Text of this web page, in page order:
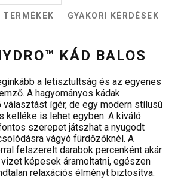
TERMÉKEK
GYAKORI KÉRDÉSEK
KÁD BALOS
a letisztultság és az egyenes
A hagyományos kádak
ígér, de egy modern stílusú
kelléke is lehet egyben. A kiváló
szerepet játszhat a nyugodt
vágyó fürdőzőknél. A
felszerelt darabok percenként akár
képesek áramoltatni, egészen
relaxációs élményt biztosítva.